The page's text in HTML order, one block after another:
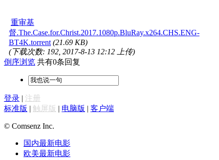
重审基
督.The.Case.for.Christ.2017.1080p.BluRay.x264.CHS.ENG-
BT4K.torrent (21.69 KB)
(下载次数: 192, 2017-8-13 12:12 上传)
倒序浏览 共有0条回复
登录 | 注册
标准版 | 触屏版 | 电脑版 | 客户端
© Comsenz Inc.
国内最新电影
欧美最新电影